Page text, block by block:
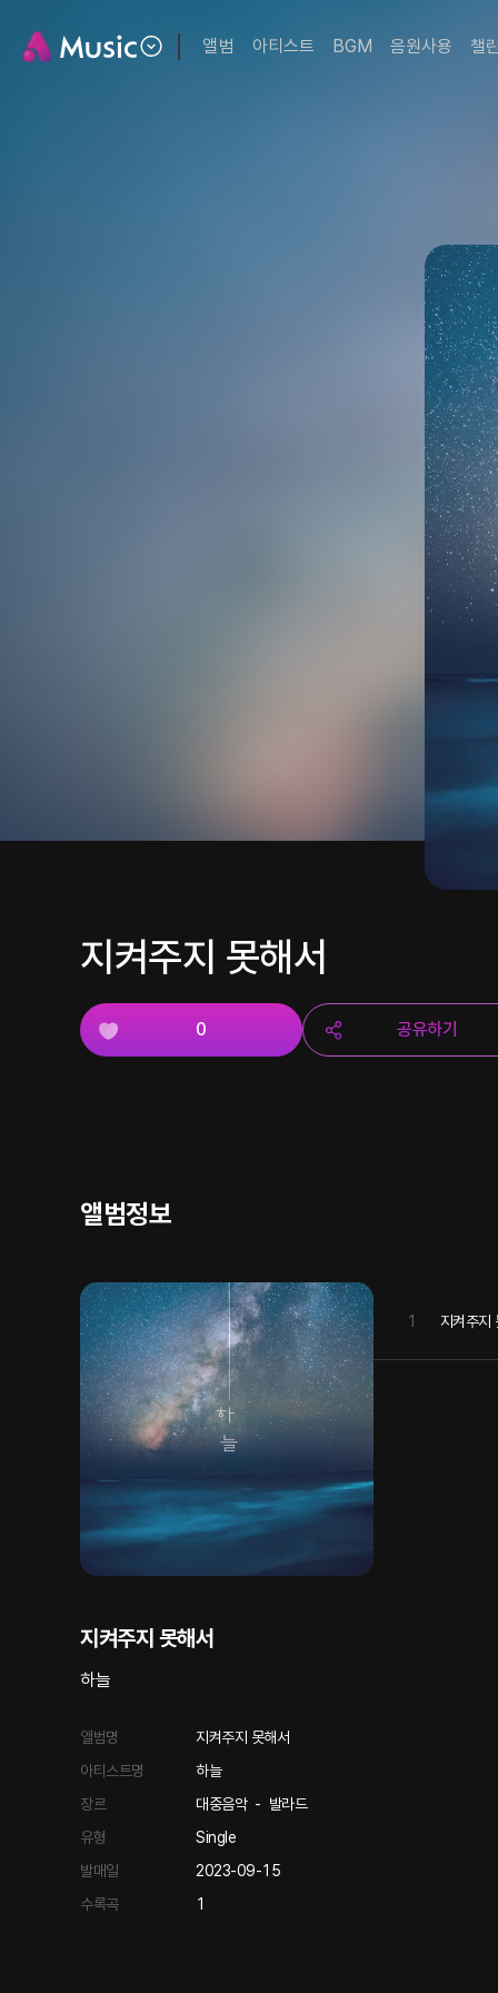
앨범 아티스트 BGM 음원사용 챌
지켜주지 못해서
0 공유하기
앨범정보
지켜주지 못해서
하늘
앨범명
지켜주지 못해서
아티스트명
하늘
장르
대중음악- 발라드
유형
Single
발매일
2023-09-15
수록곡
1
1 지켜주지